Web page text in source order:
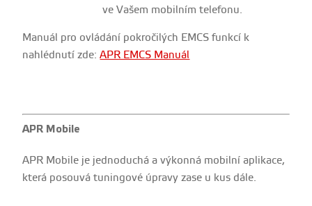
ve Vašem mobilním telefonu.
Manuál pro ovládání pokročilých EMCS funkcí k
nahlédnutí zde:APR EMCS Manuál
APR Mobile
APR Mobile je jednoduchá a výkonná mobilní aplikace,
která posouvá tuningové úpravy zase u kus dále.